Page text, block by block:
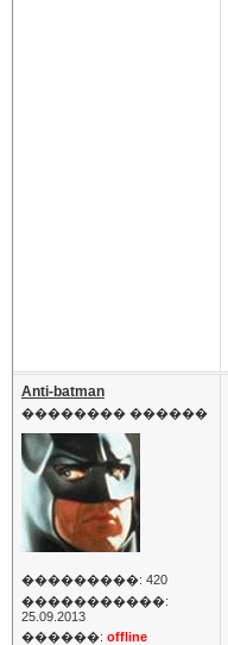
Anti-batman
�������� ������
���������: 420
�����������:
25.09.2013
������: offline